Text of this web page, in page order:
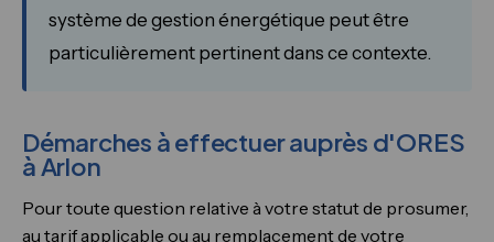
système de gestion énergétique peut être
particulièrement pertinent dans ce contexte.
Démarches à effectuer auprès d'ORES
à Arlon
Pour toute question relative à votre statut de prosumer,
au tarif applicable ou au remplacement de votre